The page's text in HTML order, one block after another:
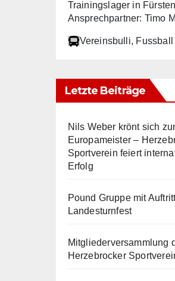
Trainingslager in
Ansprechpartner: Timo
Vereinsbulli, Fussball
Letzte Beiträge
Nils Weber krönt sich
Europameister –
Sportverein feiert
Erfolg
Pound Gruppe mit
Landesturnfest
Mitgliederversammlung
Herzebrocker